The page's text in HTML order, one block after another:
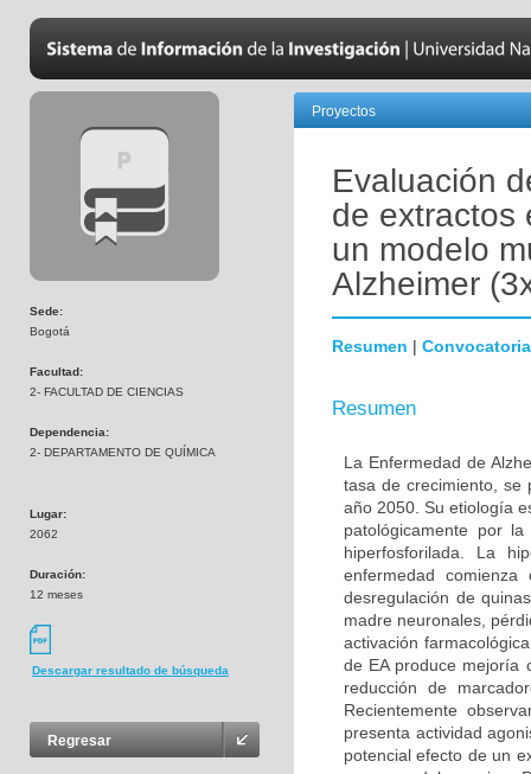
Sede:
Bogotá
Facultad:
2- FACULTAD DE CIENCIAS
Dependencia:
2- DEPARTAMENTO DE QUÍMICA
Lugar:
2062
Duración:
12 meses
Descargar resultado de búsqueda
Regresar
Proyectos
Evaluación
de extractos
un modelo
Alzheimer
Resumen | Convocatoria
Resumen
La Enfermedad de
tasa de crecimiento, se
año 2050. Su etiología
patológicamente por
hiperfosforilada. La
enfermedad
desregulación de
madre neuronales,
activación
de EA produce mejoría
reducción de
Recientemente
presenta actividad
potencial efecto de un